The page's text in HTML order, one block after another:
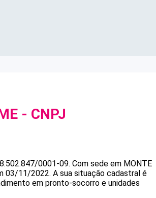
- CNPJ
0001-09. Com sede em MONTE
03/11/2022. A sua situação cadastral é
em pronto-socorro e unidades